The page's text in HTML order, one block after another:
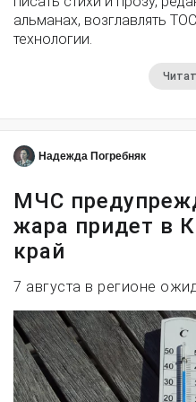
альманах, возглавлять
технологии.
Надежда Погребняк
МЧС
жара придет в
край
7 августа в регионе